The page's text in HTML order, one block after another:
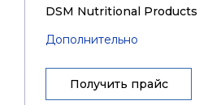
DSM Nutritional Products
Дополнительно
Получить прайс